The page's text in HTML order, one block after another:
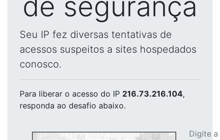
Seu IP fez diversas tentativas de
acessos suspeitos a sites hospedados
conosco.
Para liberar o acesso do IP 216.73.216.104,
responda ao desafio abaixo.
Digite